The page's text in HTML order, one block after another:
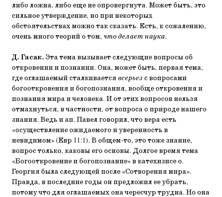
либо ложна, либо еще не опровергнута. Может быть, это
сильное утверждение, но при некоторых
обстоятельствах можно так сказать. Есть, к сожалению,
очень много теорий о том, что делает наука.
Д. Гасак. Эта тема вызывает следующие вопросы об
откровении и познании. Она, может быть, первая тема,
где оглашаемый сталкиваетсявсерьез с вопросами
богооткровения и богопознания, вообще откровения и
познания мира и человека. И от этих вопросов нельзя
отмахнуться, в частности, от вопроса о природе нашего
знания. Ведь и ап. Павел говорил, что вера есть
«осуществление ожидаемого и уверенность в
невидимом» (Евр 11:1). В общем-то, это тоже знание,
вопрос только, каковы его основы. Долгое время тема
«Богооткровение и богопознание» в катехизисе о.
Георгия была следующей после «Сотворения мира».
Правда, в последние годы он предложил ее убрать,
потому что для оглашаемых она чересчур трудна. Но она